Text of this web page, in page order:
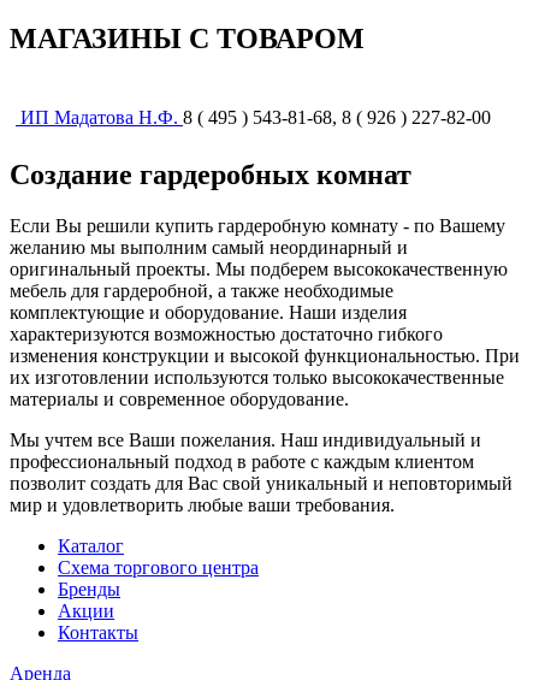
МАГАЗИНЫ С ТОВАРОМ
ИП Мадатова Н.Ф. 8 ( 495 ) 543-81-68, 8 ( 926 ) 227-82-00
Создание гардеробных комнат
Если Вы решили купить гардеробную комнату - по Вашему
желанию мы выполним самый неординарный и
оригинальный проекты. Мы подберем высококачественную
мебель для гардеробной, а также необходимые
комплектующие и оборудование. Наши изделия
характеризуются возможностью достаточно гибкого
изменения конструкции и высокой функциональностью. При
их изготовлении используются только высококачественные
материалы и современное оборудование.
Мы учтем все Ваши пожелания. Наш индивидуальный и
профессиональный подход в работе с каждым клиентом
позволит создать для Вас свой уникальный и неповторимый
мир и удовлетворить любые ваши требования.
Каталог
Схема торгового центра
Бренды
Акции
Контакты
Аренда